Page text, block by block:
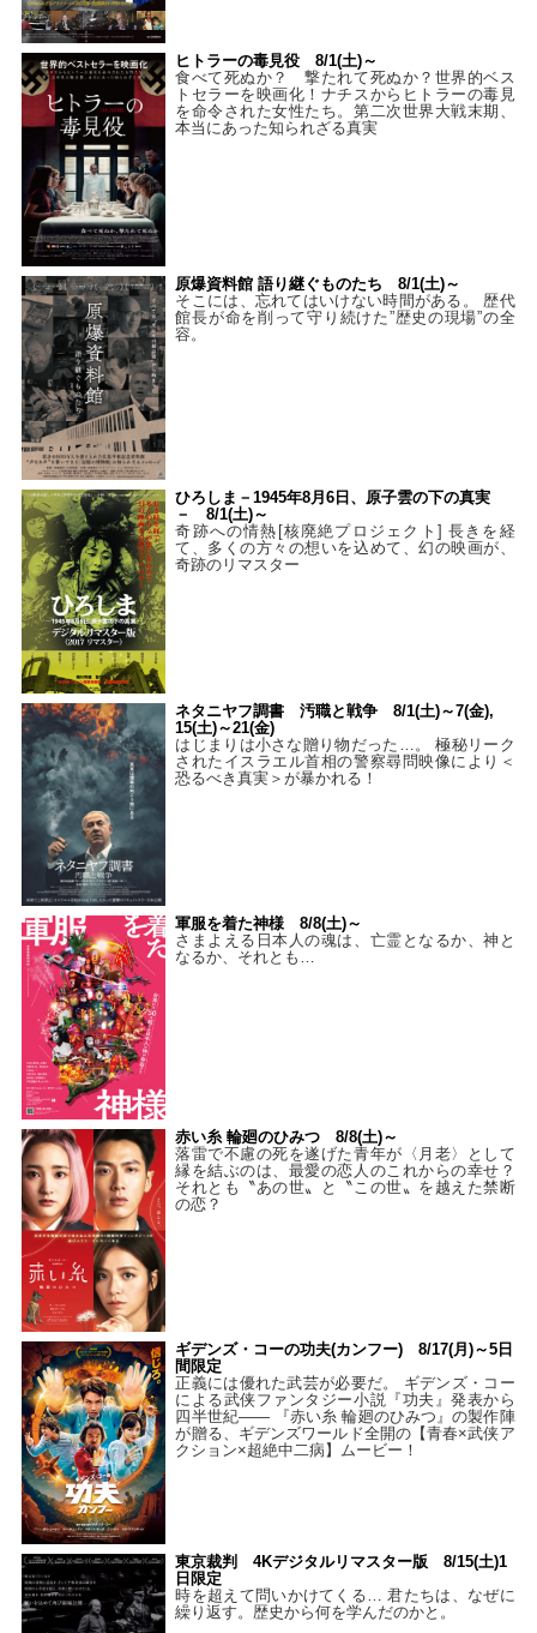
ヒトラーの毒見役 8/1(土)～
食べて死ぬか？ 撃たれて死ぬか？世界的ベス
トセラーを映画化！ナチスからヒトラーの毒見
を命令された女性たち。第二次世界大戦末期、
本当にあった知られざる真実
原爆資料館 語り継ぐものたち 8/1(土)～
そこには、忘れてはいけない時間がある。 歴代
館長が命を削って守り続けた”歴史の現場”の全
容。
ひろしま－1945年8月6日、原子雲の下の真実
－ 8/1(土)～
奇跡への情熱[核廃絶プロジェクト] 長きを経
て、多くの方々の想いを込めて、幻の映画が、
奇跡のリマスター
ネタニヤフ調書 汚職と戦争 8/1(土)～7(金),
15(土)～21(金)
はじまりは小さな贈り物だった…。 極秘リーク
されたイスラエル首相の警察尋問映像により＜
恐るべき真実＞が暴かれる！
軍服を着た神様 8/8(土)～
さまよえる日本人の魂は、亡霊となるか、神と
なるか、それとも…
赤い糸 輪廻のひみつ 8/8(土)～
落雷で不慮の死を遂げた青年が〈月老〉として
縁を結ぶのは、最愛の恋人のこれからの幸せ？
それとも〝あの世〟と〝この世〟を越えた禁断
の恋？
ギデンズ・コーの功夫(カンフー) 8/17(月)～5日
間限定
正義には優れた武芸が必要だ。 ギデンズ・コー
による武侠ファンタジー小説『功夫』発表から
四半世紀―― 『赤い糸 輪廻のひみつ』の製作陣
が贈る、ギデンズワールド全開の【青春×武侠ア
クション×超絶中二病】ムービー！
東京裁判 4Kデジタルリマスター版 8/15(土)1
日限定
時を超えて問いかけてくる… 君たちは、なぜに
繰り返す。歴史から何を学んだのかと。